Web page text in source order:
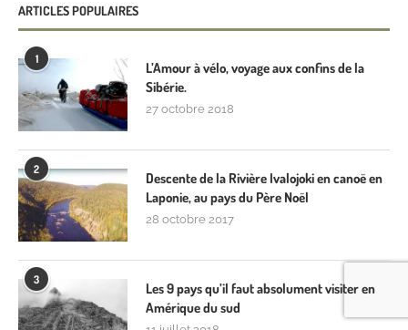
ARTICLES POPULAIRES
1
L’Amour à vélo, voyage aux confins de la
Sibérie.
27 octobre 2018
2
Descente de la Rivière Ivalojoki en canoë en
Laponie, au pays du Père Noël
28 octobre 2017
3
Les 9 pays qu’il faut absolument visiter en
Amérique du sud